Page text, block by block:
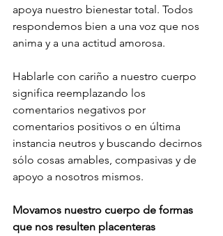
apoya nuestro bienestar total. Todos
respondemos bien a una voz que nos
anima y a una actitud amorosa.
Hablarle con cariño a nuestro cuerpo
significa reemplazando los
comentarios negativos por
comentarios positivos o en última
instancia neutros y buscando decirnos
sólo cosas amables, compasivas y de
apoyo a nosotros mismos.
Movamos nuestro cuerpo de formas
que nos resulten placenteras